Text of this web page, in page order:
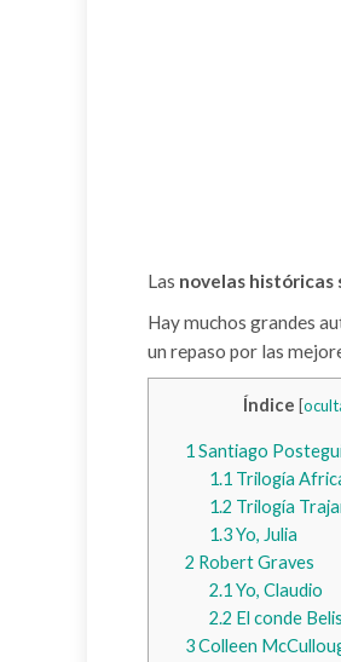
Las novelas históricas
Hay muchos grandes
un repaso por las
Índice [
1 Santiago
1.1 Trilogía
1.2 Trilogía
1.3Yo, Julia
2 Robert Graves
2.1 Yo, Claudio
2.2 El conde
3Colleen